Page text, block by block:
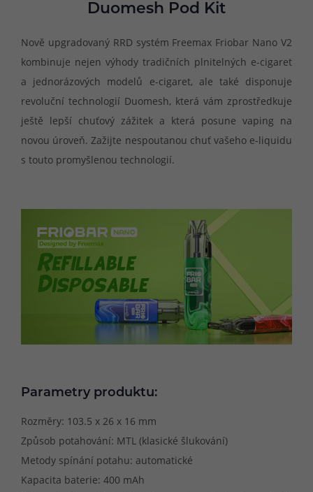
Duomesh Pod Kit
Nově upgradovaný RRD systém Freemax Friobar Nano V2
kombinuje nejen výhody tradičních plnitelných e-cigaret
a jednorázových modelů e-cigaret, ale také disponuje
revoluční technologií Duomesh, která vám zprostředkuje
ještě lepší chuťový zážitek a která posune vaping na
novou úroveň. Zažijte nespoutanou chuť vašeho e-liquidu
s touto promyšlenou technologií.
Parametry produktu:
Rozměry: 103.5 x 26 x 16 mm
Způsob potahování: MTL (klasické šlukování)
Metody spínání potahu: automatické
Kapacita baterie: 400 mAh